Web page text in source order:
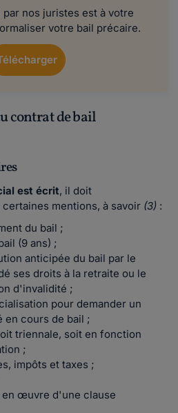
nos juristes est à votre
votre bail précaire.
contrat de bail
est écrit, il doit
mentions, à savoir (3) :
du bail ;
(9 ans) ;
anticipée du bail par le
ses droits à la retraite ou le
d'invalidité ;
pour demander un
en cours de bail ;
triennale, soit en fonction
;
impôts et taxes ;
en œuvre d'une clause